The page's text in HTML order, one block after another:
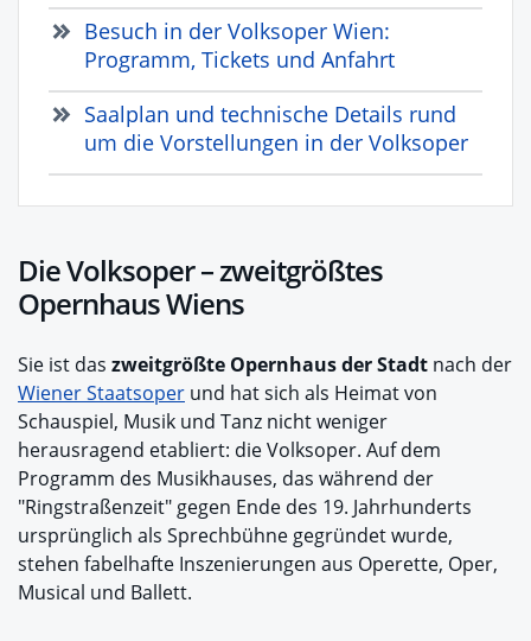
Besuch in der Volksoper Wien:
Programm, Tickets und Anfahrt
Saalplan und technische Details rund
um die Vorstellungen in der Volksoper
Die Volksoper – zweitgrößtes
Opernhaus Wiens
Sie ist das zweitgrößte Opernhaus der Stadt nach der
Wiener Staatsoper und hat sich als Heimat von
Schauspiel, Musik und Tanz nicht weniger
herausragend etabliert: die Volksoper. Auf dem
Programm des Musikhauses, das während der
"Ringstraßenzeit" gegen Ende des 19. Jahrhunderts
ursprünglich als Sprechbühne gegründet wurde,
stehen fabelhafte Inszenierungen aus Operette, Oper,
Musical und Ballett.